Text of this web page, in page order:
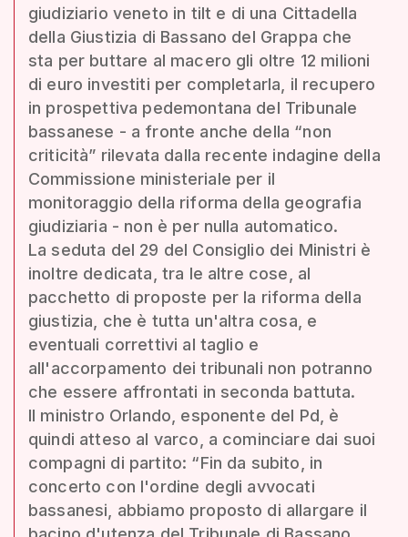
giudiziario veneto in tilt e di una Cittadella
della Giustizia di Bassano del Grappa che
sta per buttare al macero gli oltre 12 milioni
di euro investiti per completarla, il recupero
in prospettiva pedemontana del Tribunale
bassanese - a fronte anche della “non
criticità” rilevata dalla recente indagine della
Commissione ministeriale per il
monitoraggio della riforma della geografia
giudiziaria - non è per nulla automatico.
La seduta del 29 del Consiglio dei Ministri è
inoltre dedicata, tra le altre cose, al
pacchetto di proposte per la riforma della
giustizia, che è tutta un'altra cosa, e
eventuali correttivi al taglio e
all'accorpamento dei tribunali non potranno
che essere affrontati in seconda battuta.
Il ministro Orlando, esponente del Pd, è
quindi atteso al varco, a cominciare dai suoi
compagni di partito: “Fin da subito, in
concerto con l'ordine degli avvocati
bassanesi, abbiamo proposto di allargare il